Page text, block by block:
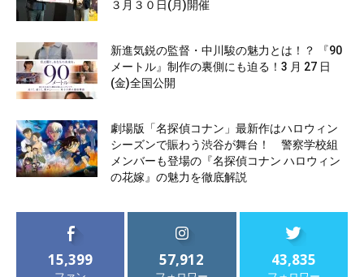
３月３０日(月)開催
新進気鋭の監督・中川駿の魅力とは！？ 『90
メートル』制作の裏側にも迫る！3 月 27 日
(金)全国公開
劇場版「名探偵コナン」最新作はハロウィン
シーズンで賑わう渋谷が舞台！ 警察学校組
メンバーも登場の『名探偵コナン ハロウィン
の花嫁』の魅力を徹底解説
15,399 57,912 43,835